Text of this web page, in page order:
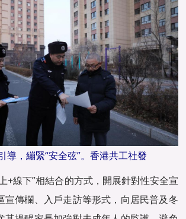
導，繃緊“安全弦”。香港共工社發
+線下”相結合的方式，開展針對性安全宣
宣傳欄、入戶走訪等形式，向居民普及冬